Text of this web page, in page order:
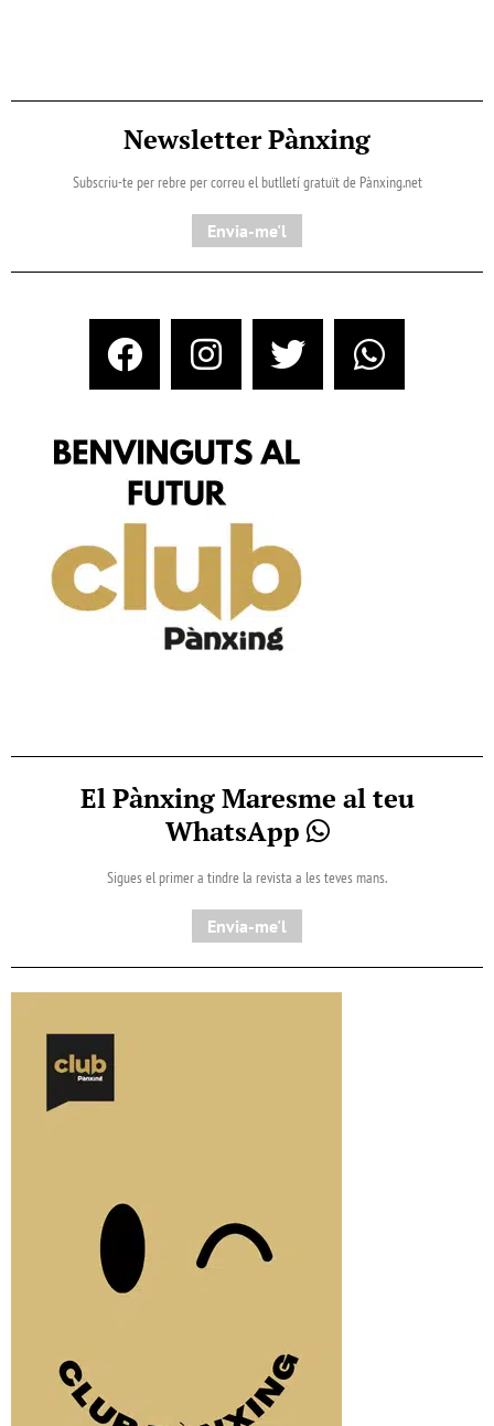
Newsletter Pànxing
Subscriu-te per rebre per correu el butlletí gratuït de Pànxing.net​
Envia-me'l
El Pànxing Maresme al teu
WhatsApp
Sigues el primer a tindre la revista a les teves mans.
Envia-me'l